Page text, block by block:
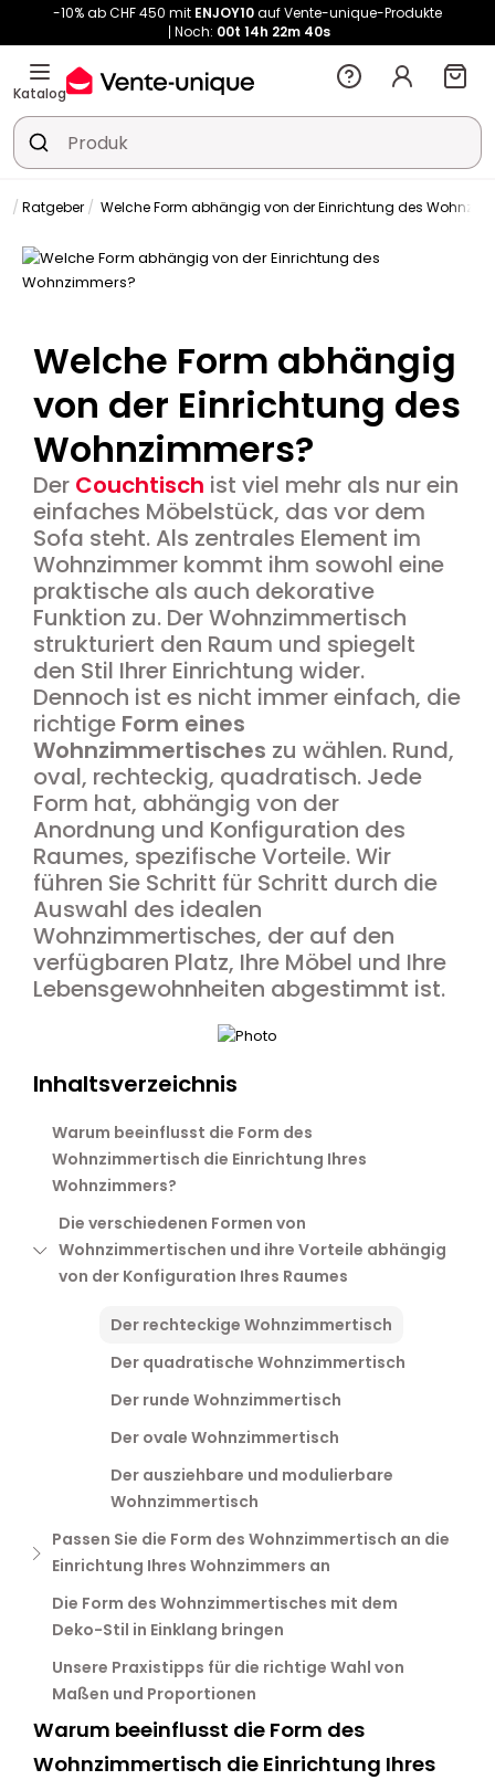
-10% ab CHF 450 mit ENJOY10auf Vente-unique-Produkte
Noch: 00t 14h 22m 39s
Katalog
Ratgeber Welche Form abhängig von der Einrichtung des
Welche Form abhängig
von der Einrichtung des
Wohnzimmers?
Der Couchtisch ist viel mehr als nur ein
einfaches Möbelstück, das vor dem
Sofa steht. Als zentrales Element im
Wohnzimmer kommt ihm sowohl eine
praktische als auch dekorative
Funktion zu. Der Wohnzimmertisch
strukturiert den Raum und spiegelt
den Stil Ihrer Einrichtung wider.
Dennoch ist es nicht immer einfach, die
richtige Form eines
Wohnzimmertisches zu wählen. Rund,
oval, rechteckig, quadratisch. Jede
Form hat, abhängig von der
Anordnung und Konfiguration des
Raumes, spezifische Vorteile. Wir
führen Sie Schritt für Schritt durch die
Auswahl des idealen
Wohnzimmertisches, der auf den
verfügbaren Platz, Ihre Möbel und Ihre
Lebensgewohnheiten abgestimmt ist.
Inhaltsverzeichnis
Warum beeinflusst die Form des
Wohnzimmertisch die Einrichtung Ihres
Wohnzimmers?
Die verschiedenen Formen von
Wohnzimmertischen und ihre Vorteile abhängig
von der Konfiguration Ihres Raumes
Der rechteckige Wohnzimmertisch
Der quadratische Wohnzimmertisch
Der runde Wohnzimmertisch
Der ovale Wohnzimmertisch
Der ausziehbare und modulierbare
Wohnzimmertisch
Passen Sie die Form des Wohnzimmertisch an die
Einrichtung Ihres Wohnzimmers an
Die Form des Wohnzimmertisches mit dem
Deko-Stil in Einklang bringen
Unsere Praxistipps für die richtige Wahl von
Maßen und Proportionen
Warum beeinflusst die Form des
Wohnzimmertisch die Einrichtung Ihres